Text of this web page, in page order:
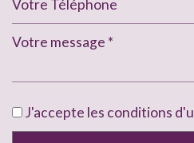
École primaire
J'accepte les conditions